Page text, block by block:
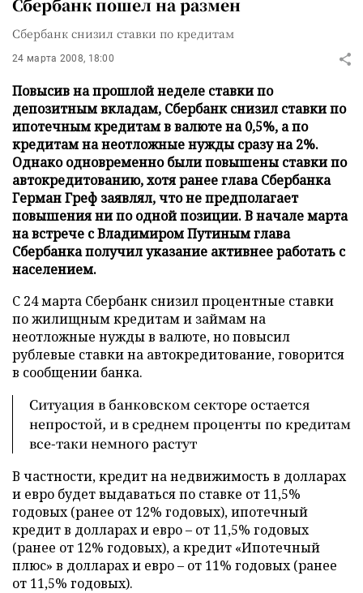
Сбербанк пошел на размен
Сбербанк снизил ставки по кредитам
24 марта 2008, 18:00
Повысив на прошлой неделе ставки по
депозитным вкладам, Сбербанк снизил ставки по
ипотечным кредитам в валюте на 0,5%, а по
кредитам на неотложные нужды сразу на 2%.
Однако одновременно были повышены ставки по
автокредитованию, хотя ранее глава Сбербанка
Герман Греф заявлял, что не предполагает
повышения ни по одной позиции. В начале марта
на встрече с Владимиром Путиным глава
Сбербанка получил указание активнее работать с
населением.
С 24 марта Сбербанк снизил процентные ставки
по жилищным кредитам и займам на
неотложные нужды в валюте, но повысил
рублевые ставки на автокредитование, говорится
в сообщении банка.
Ситуация в банковском секторе остается
непростой, и в среднем проценты по кредитам
все-таки немного растут
В частности, кредит на недвижимость в долларах
и евро будет выдаваться по ставке от 11,5%
годовых (ранее от 12% годовых), ипотечный
кредит в долларах и евро – от 11,5% годовых
(ранее от 12% годовых), а кредит «Ипотечный
плюс» в долларах и евро – от 11% годовых (ранее
от 11,5% годовых).